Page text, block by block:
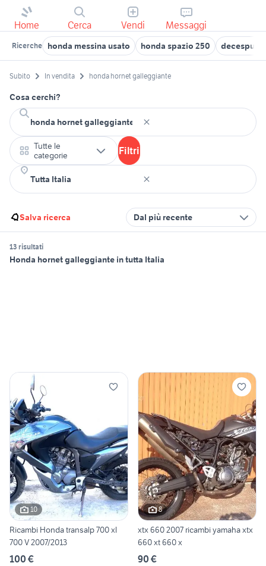
Home Cerca Vendi Messaggi
Ricerche honda messina usato honda spazio 250
Subito In vendita honda hornet galleggiante
Cosa cerchi?
Tutte le
categorie
Filtri
Salva ricerca Dal più recente
13 risultati
Honda hornet galleggiante in tutta Italia
10
Ricambi Honda transalp 700 xl
700 V 2007/2013
100 €
8
xtx 660 2007 ricambi yamaha xtx
660 xt 660 x
90 €